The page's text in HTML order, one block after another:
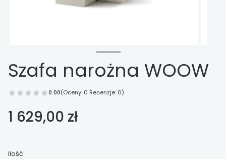
Szafa narożna WOOW
0.00(Oceny: 0 Recenzje: 0)
Cena
1 629,00 zł
Ilość